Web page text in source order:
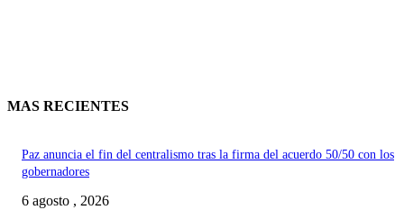
MAS RECIENTES
Paz anuncia el fin del centralismo tras la firma del acuerdo 50/50 con los
gobernadores
6 agosto , 2026